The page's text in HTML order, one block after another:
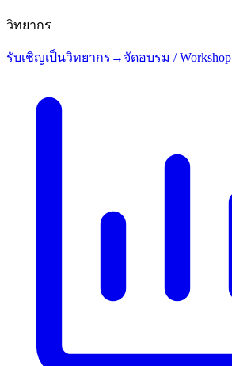
วิทยากร
รับเชิญเป็นวิทยากร → จัดอบรม / Workshop